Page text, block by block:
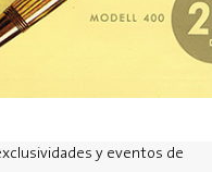
y eventos de